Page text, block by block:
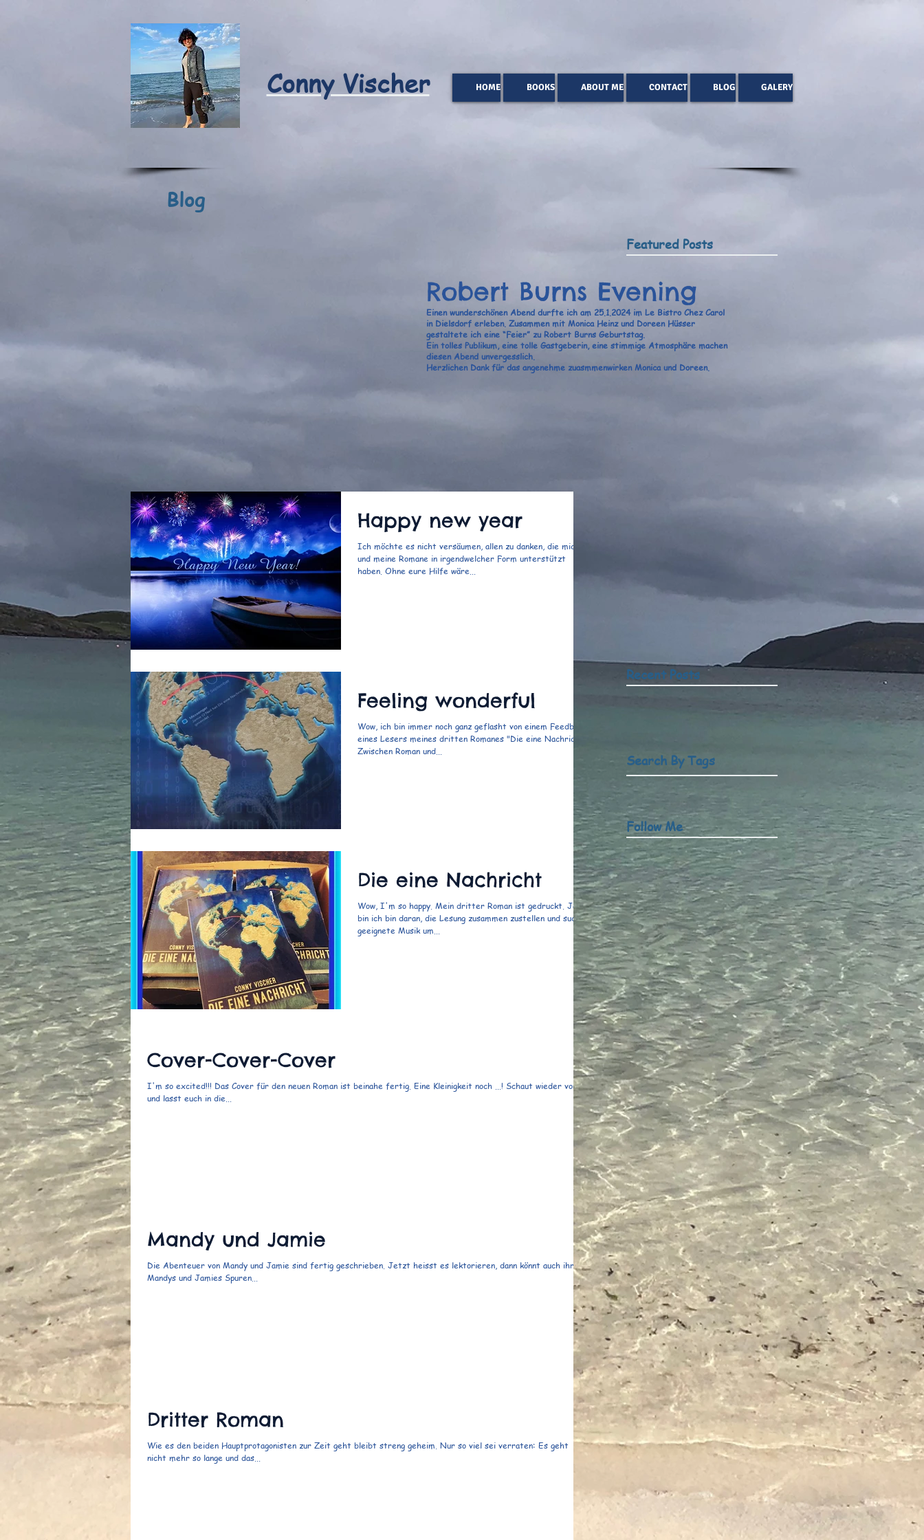
Conny Vischer HOME BOOKS ABOUT ME CONTACT BLOG GALERY
Blog
Featured Posts
Robert Burns Evening
Einen wunderschönen Abend durfte ich am 25.1.2024 im Le Bistro Chez Carol
in Dielsdorf erleben. Zusammen mit Monica Heinz und Doreen Hüsser
gestaltete ich eine “Feier” zu Robert Burns Geburtstag.
Ein tolles Publikum, eine tolle Gastgeberin, eine stimmige Atmosphäre machen
diesen Abend unvergesslich.
Herzlichen Dank für das angenehme zuasmmenwirken Monica und Doreen.
Happy new year
Ich möchte es nicht versäumen, allen zu danken, die mich
und meine Romane in irgendwelcher Form unterstützt
haben. Ohne eure Hilfe wäre...
Feeling wonderful
Wow, ich bin immer noch ganz geflasht von einem Feedback
eines Lesers meines dritten Romanes "Die eine Nachricht":
Zwischen Roman und...
Die eine Nachricht
Wow, I'm so happy. Mein dritter Roman ist gedruckt. Jetzt
bin ich bin daran, die Lesung zusammen zustellen und suche
geeignete Musik um...
Cover-Cover-Cover
I'm so excited!!! Das Cover für den neuen Roman ist beinahe fertig. Eine Kleinigkeit noch ...! Schaut wieder vorbei
und lasst euch in die...
Mandy und Jamie
Die Abenteuer von Mandy und Jamie sind fertig geschrieben. Jetzt heisst es lektorieren, dann könnt auch ihr
Mandys und Jamies Spuren...
Dritter Roman
Wie es den beiden Hauptprotagonisten zur Zeit geht bleibt streng geheim. Nur so viel sei verraten: Es geht
nicht mehr so lange und das...
Recent Posts
Search By Tags
Follow Me